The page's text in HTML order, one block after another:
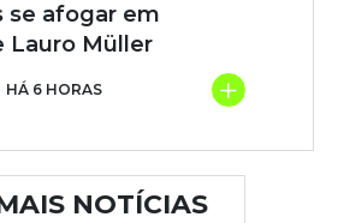
se afogar em
Lauro Müller
HÁ 6 HORAS +
NOTÍCIAS